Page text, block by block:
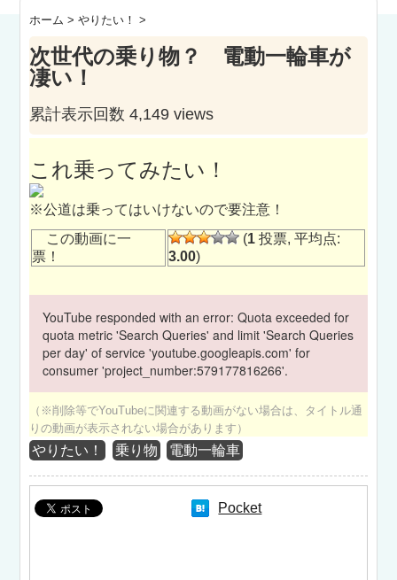
ホーム >やりたい！ >
次世代の乗り物？ 電動一輪車が
凄い！
累計表示回数 4,149 views
これ乗ってみたい！
※公道は乗ってはいけないので要注意！
この動画に一
票！
(1 投票, 平均点:
3.00)
YouTube responded with an error: Quota exceeded for
quota metric 'Search Queries' and limit 'Search Queries
per day' of service 'youtube.googleapis.com' for
consumer 'project_number:579177816266'.
（※削除等でYouTubeに関連する動画がない場合は、タイトル通
りの動画が表示されない場合があります）
やりたい！ 乗り物 電動一輪車
Pocket